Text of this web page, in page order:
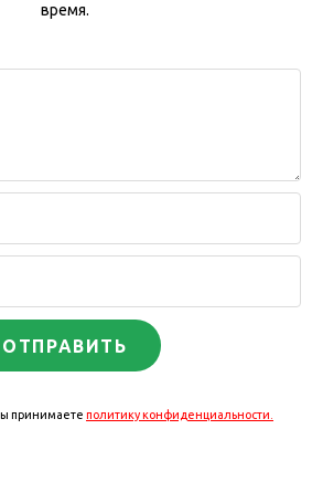
время.
ОТПРАВИТЬ
принимаете политику конфиденциальности.